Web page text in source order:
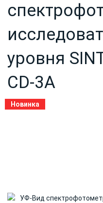
уровня
СD-3A
Новинка